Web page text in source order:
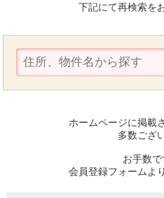
下記にて再検索を
ホームページに掲載
多数ござ
お手数で
会員登録フォームよ